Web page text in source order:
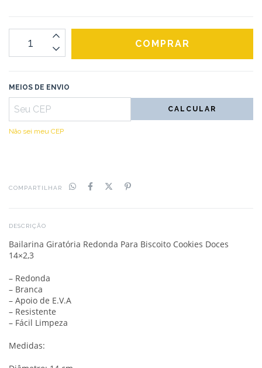
MEIOS DE ENVIO
CALCULAR
Não sei meu CEP
COMPARTILHAR
DESCRIÇÃO
Bailarina Giratória Redonda Para Biscoito Cookies Doces
14×2,3
– Redonda
– Branca
– Apoio de E.V.A
– Resistente
– Fácil Limpeza
Medidas: